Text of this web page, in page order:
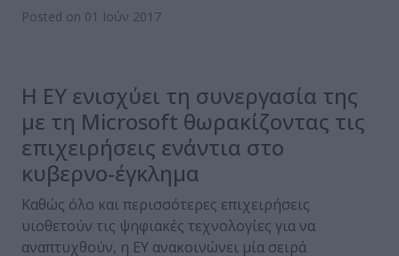
Posted on 01 Ιούν 2017
Η ΕΥ ενισχύει τη συνεργασία της
με τη Microsoft θωρακίζοντας τις
επιχειρήσεις ενάντια στο
κυβερνο-έγκλημα
Καθώς όλο και περισσότερες επιχειρήσεις
υιοθετούν τις ψηφιακές τεχνολογίες για να
αναπτυχθούν, η ΕΥ ανακοινώνει μία σειρά